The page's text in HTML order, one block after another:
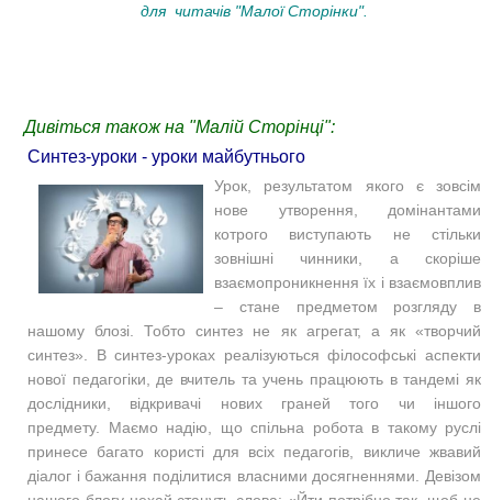
для читачів "Малої Сторінки".
Дивіться також на "Малій Сторінці":
Синтез-уроки - уроки майбутнього
Урок, результатом якого є зовсім
нове утворення, домінантами
котрого виступають не стільки
зовнішні чинники, а скоріше
взаємопроникнення їх і взаємовплив
– стане предметом розгляду в
нашому блозі. Тобто синтез не як агрегат, а як «творчий
синтез». В синтез-уроках реалізуються філософські аспекти
нової педагогіки, де вчитель та учень працюють в тандемі як
дослідники, відкривачі нових граней того чи іншого
предмету. Маємо надію, що спільна робота в такому руслі
принесе багато користі для всіх педагогів, викличе жвавий
діалог і бажання поділитися власними досягненнями. Девізом